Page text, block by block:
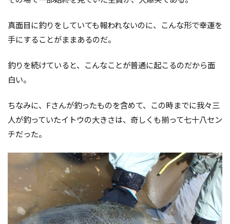
真面目に釣りをしていても報われないのに、こんな形で幸運を
手にすることがままあるのだ。
釣りを続けていると、こんなことが普通に起こるのだから面
白い。
ちなみに、Fさんが釣ったものを含めて、この時までに我々三
人が釣っていたイトウの大きさは、奇しくも揃って七十八セン
チだった。